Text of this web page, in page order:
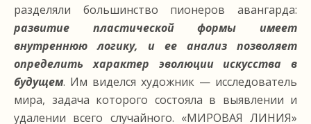
разделяли большинство пионеров авангарда:
развитие пластической формы имеет
внутреннюю логику, и ее анализ позволяет
определить характер эволюции искусства в
будущем. Им виделся художник — исследователь
мира, задача которого состояла в выявлении и
удалении всего случайного. «МИРОВАЯ ЛИНИЯ»